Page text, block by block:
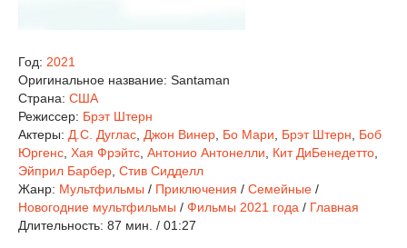
Год: 2021
Оригинальное название: Santaman
Страна: США
Режиссер: Брэт Штерн
Актеры: Д.С. Дуглас Джон Винер Бо Мари Брэт Штерн
Боб
Юргенс Хая Фрэйтс Антонио Антонелли Кит ДиБенедетто
Эйприл Барбер Стив Сидделл
Жанр: Мультфильмы / Приключения / Семейные /
Новогодние мультфильмы / Фильмы 2021 года / Главная
Длительность: 87 мин. / 01:27